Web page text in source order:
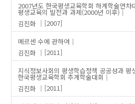
2007년도 한국평생교육학회 하계학술연차
평생교육의 발전과 과제(2000년 이후)
김진화
[2007]
메르센 수에 관하여
김진화
[2011]
지식정보사회의 평생학습정책 공공성과 평
한국평생교육학회 추계학술대회
김진화
[2011]